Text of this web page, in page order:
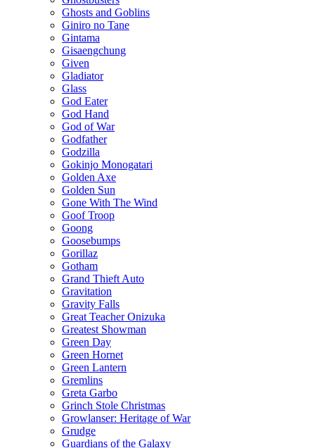
Ghosts and Goblins
Giniro no Tane
Gintama
Gisaengchung
Given
Gladiator
Glass
God Eater
God Hand
God of War
Godfather
Godzilla
Gokinjo Monogatari
Golden Axe
Golden Sun
Gone With The Wind
Goof Troop
Goong
Goosebumps
Gorillaz
Gotham
Grand Thieft Auto
Gravitation
Gravity Falls
Great Teacher Onizuka
Greatest Showman
Green Day
Green Hornet
Green Lantern
Gremlins
Greta Garbo
Grinch Stole Christmas
Growlanser: Heritage of War
Grudge
Guardians of the Galaxy